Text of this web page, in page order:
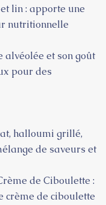
lin : apporte une
nutritionnelle
alvéolée et son goût
pour des
halloumi grillé,
de saveurs et
de Ciboulette :
crème de ciboulette